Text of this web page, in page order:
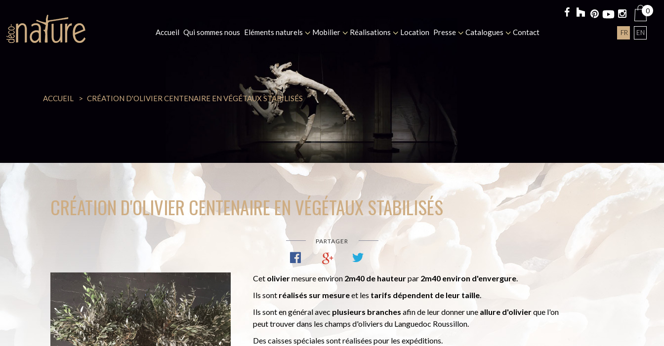
Accueil Qui sommes nous Eléments naturels Mobilier Réalisations Location Presse Catalogues Contact FR EN
0
ACCUEIL CRÉATION D'OLIVIER CENTENAIRE EN VÉGÉTAUX STABILISÉS
CRÉATION D'OLIVIER CENTENAIRE EN VÉGÉTAUX STABILISÉS
PARTAGER
Cet oliviermesure environ 2m40 de hauteurpar 2m40 environ d'envergure
Ils sont réalisés sur mesureet les tarifs dépendent de leur taille
Ils sont en général avec plusieurs branches afin de leur donner une allure d'olivierque l'on
peut trouver dans les champs d'oliviers du Languedoc Roussillon.
Des caisses spéciales sont réalisées pour les expéditions.